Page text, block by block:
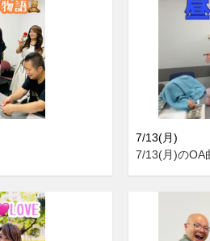
7/13(月)
7/13(月)のOA